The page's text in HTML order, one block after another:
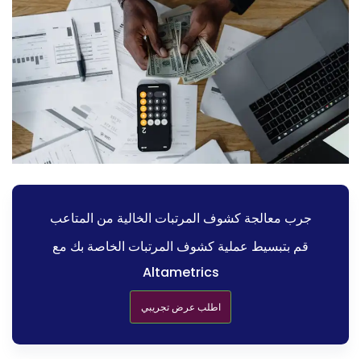
جرب معالجة كشوف المرتبات الخالية من المتاعب
قم بتبسيط عملية كشوف المرتبات الخاصة بك مع
Altametrics
اطلب عرض تجريبي